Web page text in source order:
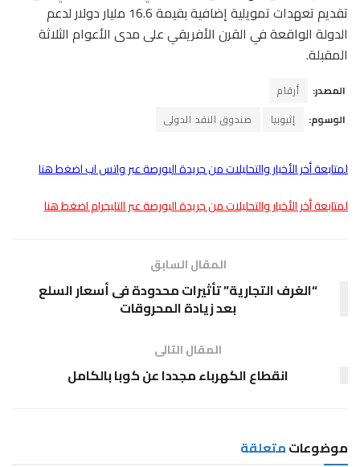
تقديم تعهدات تمويلية إضافية بقيمة 16.6 مليار دولار لدعم
الدولة الواقعة في القرن الأفريقي على مدى الأعوام الثلاثة
المقبلة.
المصدر:
أرقام
الوسوم:
إثيوبيا صندوق النقد الدولى
لمتابعة أخر الأخبار والتحليلات من جريدة البورصة عبر واتس اب اضغط هنا
لمتابعة أخر الأخبار والتحليلات من جريدة البورصة عبر التليجرام اضغط هنا
المقال السابق
“الغرف التجارية” تأثيرات محدودة فى أسعار السلع
بعد زيادة المحروقات
المقال التالى
انقطاع الكهرباء مجددا عن كوبا بالكامل
موضوعاتمتعلقة